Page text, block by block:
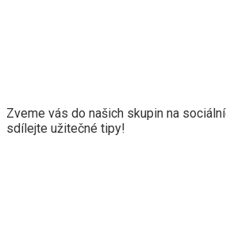
Zveme vás do našich skupin na
sdílejte užitečné tipy!